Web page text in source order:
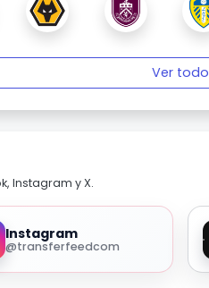
Ver todo
Instagram y X.
Instagram
@transferfeedcom